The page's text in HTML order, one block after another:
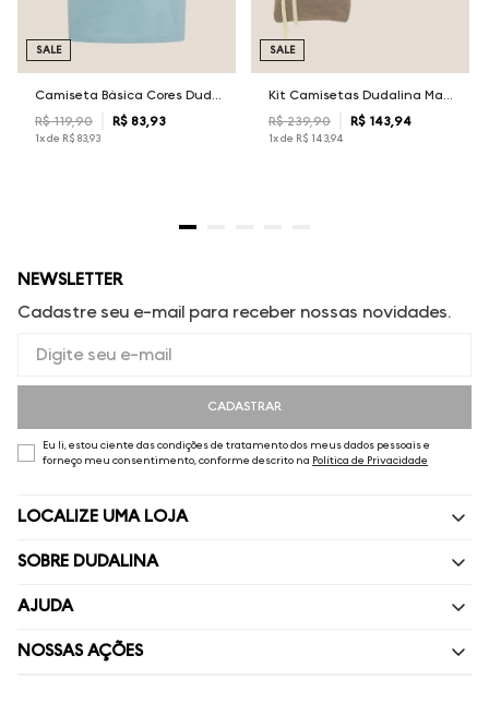
R$ 119,90 R$ 83, 93
1x de R$ 83,93
SALE
R$ 239,90 R$ 143, 94
1x de R$ 143,94
SALE
NEWSLETTER
Cadastre seu e-mail para receber nossas novidades.
CADASTRAR
Eu li, estou ciente das condições de tratamento dos meus dados pessoais e
forneço meu consentimento, conforme descrito na Política de Privacidade
LOCALIZE UMA LOJA
SOBRE DUDALINA
Quem Somos
Nossas Lojas
AJUDA
Perguntas Frequentes
NOSSAS AÇÕES